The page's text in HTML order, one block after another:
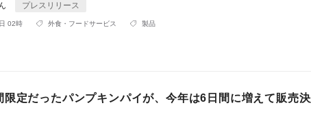
プレスリリース
02時 外食・フードサービス 製品
限定だったパンプキンパイが、今年は6日間に増えて販売